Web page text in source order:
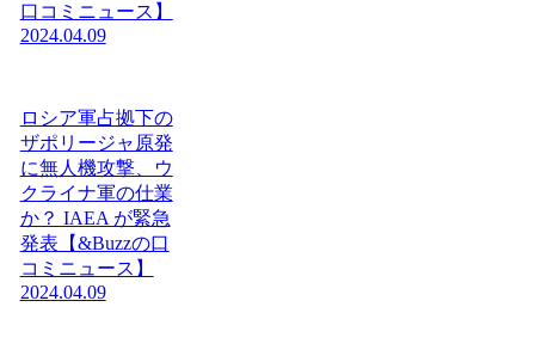
口コミニュース】
2024.04.09
ロシア軍占拠下の
ザポリージャ原発
に無人機攻撃、ウ
クライナ軍の仕業
か？ IAEA が緊急
発表【&Buzzの口
コミニュース】
2024.04.09